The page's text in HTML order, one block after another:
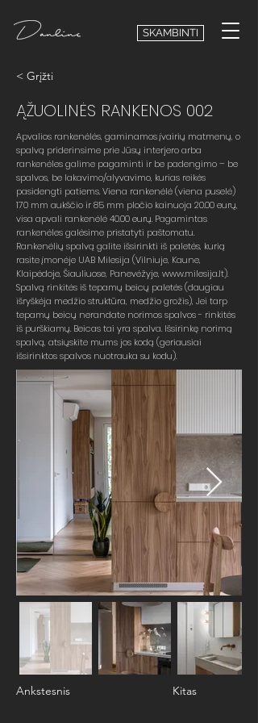
SKAMBINTI
< Grįžti
ĄŽUOLINĖS RANKENOS 002
Apvalios rankenėlės, gaminamos įvairių matmenų, o
spalvą priderinsime prie Jūsų interjero arba
rankenėles galime pagaminti ir be padengimo – be
spalvos, be lakavimo/alyvavimo, kurias reikės
pasidengti patiems. Viena rankenėlė (viena puselė)
170 mm aukščio ir 85 mm pločio kainuoja 20.00 eurų,
visa apvali rankenėlė 40.00 eurų. Pagamintas
rankenėles galėsime pristatyti paštomatu.
Rankenėlių spalvą galite išsirinkti iš paletės, kurią
rasite įmonėje UAB Milesija (Vilniuje, Kaune,
Klaipėdoje, Šiauliuose, Panevėžyje, www.milesija.lt).
Spalvą rinkitės iš tepamų beicų paletės (daugiau
išryškėja medžio struktūra, medžio grožis), Jei tarp
tepamų beicų nerandate norimos spalvos - rinkitės
iš purškiamų. Beicas tai yra spalva. Išsirinkę norimą
spalvą, atsiųskite mums jos kodą (geriausiai
išsirinktos spalvos nuotrauka su kodu).
Ankstesnis Kitas